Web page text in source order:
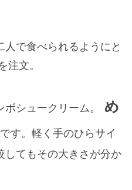
で食べられるようにと
注文。
シュークリーム。
め
です。軽く手のひらサイ
してもその大きさが分か